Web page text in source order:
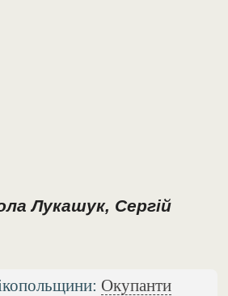
Лукашук, Сергій
Окупанти